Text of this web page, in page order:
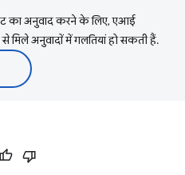
का अनुवाद करने के लिए, एआई
मिले अनुवादों में गलतियां हो सकती हैं.